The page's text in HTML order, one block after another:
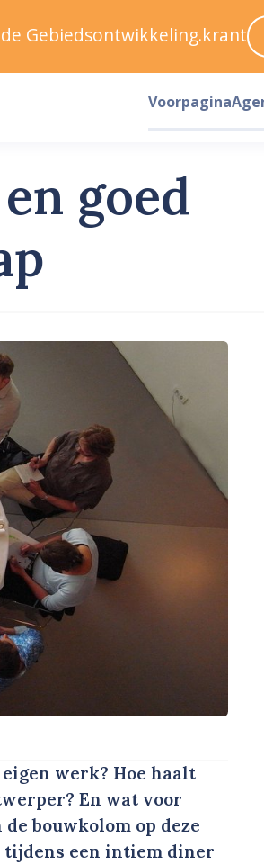
goed
werk? Hoe haalt
En wat voor
bouwkolom op deze
tijdens een intiem diner
Gebiedsontwikkeling.krant
Voorpagina